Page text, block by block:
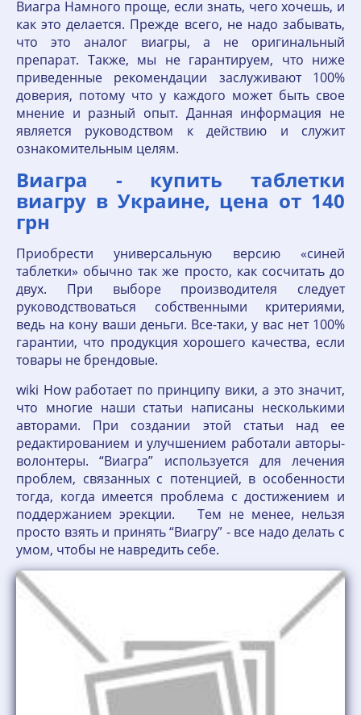
Виагра Намного проще, если знать, чего хочешь, и
как это делается. Прежде всего, не надо забывать,
что это аналог виагры, а не оригинальный
препарат. Также, мы не гарантируем, что ниже
приведенные рекомендации заслуживают 100%
доверия, потому что у каждого может быть свое
мнение и разный опыт. Данная информация не
является руководством к действию и служит
ознакомительным целям.
Виагра - купить таблетки
виагру в Украине, цена от 140
грн
Приобрести универсальную версию «синей
таблетки» обычно так же просто, как сосчитать до
двух. При выборе производителя следует
руководствоваться собственными критериями,
ведь на кону ваши деньги. Все-таки, у вас нет 100%
гарантии, что продукция хорошего качества, если
товары не брендовые.
wiki How работает по принципу вики, а это значит,
что многие наши статьи написаны несколькими
авторами. При создании этой статьи над ее
редактированием и улучшением работали авторы-
волонтеры. “Виагра” используется для лечения
проблем, связанных с потенцией, в особенности
тогда, когда имеется проблема с достижением и
поддержанием эрекции. Тем не менее, нельзя
просто взять и принять “Виагру” - все надо делать с
умом, чтобы не навредить себе.